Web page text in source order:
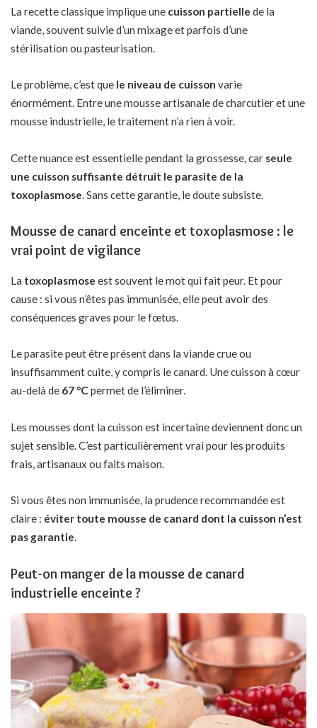
La recette classique implique une cuisson partielle de la
viande, souvent suivie d’un mixage et parfois d’une
stérilisation ou pasteurisation.
Le problème, c’est que le niveau de cuisson varie
énormément. Entre une mousse artisanale de charcutier et une
mousse industrielle, le traitement n’a rien à voir.
Cette nuance est essentielle pendant la grossesse, car seule
une cuisson suffisante détruit le parasite de la
toxoplasmose. Sans cette garantie, le doute subsiste.
Mousse de canard enceinte et toxoplasmose : le
vrai point de vigilance
La toxoplasmose est souvent le mot qui fait peur. Et pour
cause : si vous n’êtes pas immunisée, elle peut avoir des
conséquences graves pour le fœtus.
Le parasite peut être présent dans la viande crue ou
insuffisamment cuite, y compris le canard. Une cuisson à cœur
au-delà de 67 °C permet de l’éliminer.
Les mousses dont la cuisson est incertaine deviennent donc un
sujet sensible. C’est particulièrement vrai pour les produits
frais, artisanaux ou faits maison.
Si vous êtes non immunisée, la prudence recommandée est
claire : éviter toute mousse de canard dont la cuisson n’est
pas garantie.
Peut-on manger de la mousse de canard
industrielle enceinte ?